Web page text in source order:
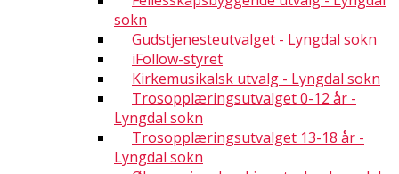
sokn
Gudstjenesteutvalget - Lyngdal sokn
iFollow-styret
Kirkemusikalsk utvalg - Lyngdal sokn
Trosopplæringsutvalget 0-12 år -
Lyngdal sokn
Trosopplæringsutvalget 13-18 år -
Lyngdal sokn